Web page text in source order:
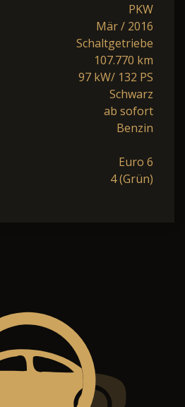
PKW
Mär / 2016
Schaltgetriebe
107.770 km
97 kW/ 132 PS
Schwarz
ab sofort
Benzin
Euro 6
4 (Grün)